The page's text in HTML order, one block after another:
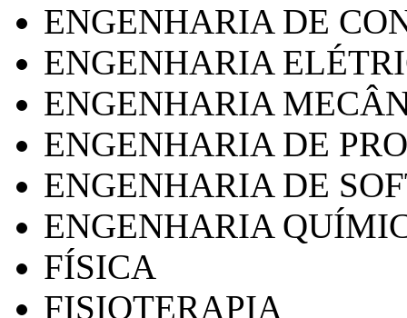
ENGENHARIA DE
ENGENHARIA
ENGENHARIA
ENGENHARIA DE
ENGENHARIA DE
ENGENHARIA
FÍSICA
FISIOTERAPIA